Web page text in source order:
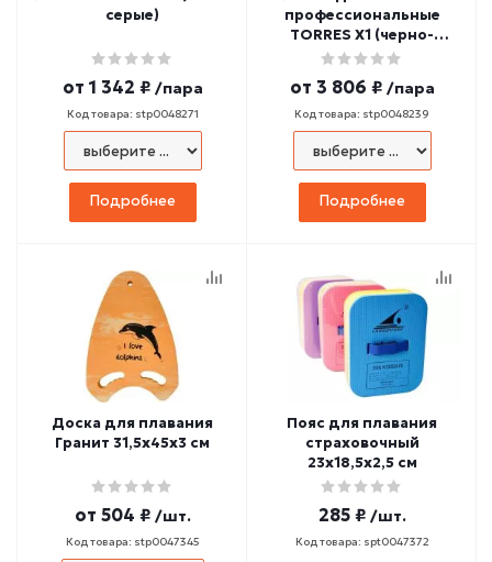
серые)
от 1 342 ₽ /пара
Код товара: stp0048271
Подробнее
профессиональные
TORRES X1 (черно-
оранжевые)
от 3 806 ₽ /пара
Код товара: stp0048239
Подробнее
Доска для плавания
Гранит 31,5х45х3 см
от 504 ₽ /шт.
Код товара: stp0047345
Пояс для плавания
страховочный
23х18,5х2,5 см
285 ₽ /шт.
Код товара: spt0047372